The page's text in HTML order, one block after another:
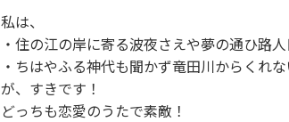
私は、
・住の江の岸に寄る波夜さえや夢の通ひ路
・ちはやふる神代も聞かず竜田川からくれ
が、すきです！
どっちも恋愛のうたで素敵！